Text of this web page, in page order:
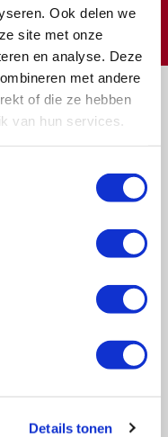
Ook delen we
site met onze
en analyse. Deze
met andere
of die ze hebben
van hun services.
Details tonen